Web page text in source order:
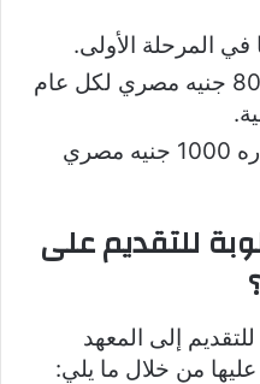
بعد ذلك، يتم دفع مبلغ 800 جنيه مصري لكل عام
بعد ذلك يتم دفع مبلغ قدره 1000 جنيه مصري
للتقديم على
إلى المعهد
من خلال ما يلي: